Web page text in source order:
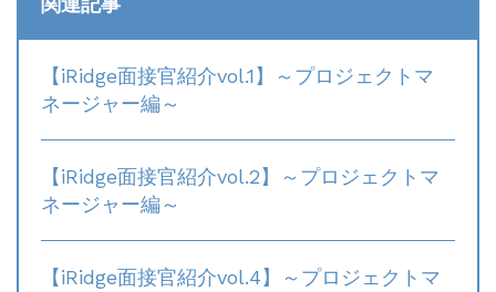
【iRidge面接官紹介vol.1】～プロジェクトマ
ネージャー編～
【iRidge面接官紹介vol.2】～プロジェクトマ
ネージャー編～
【iRidge面接官紹介vol.4】～プロジェクトマ